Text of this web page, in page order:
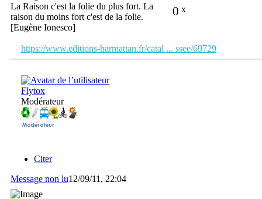
0 x
La Raison c'est la folie du plus fort. La
raison du moins fort c'est de la folie.
[Eugène Ionesco]
https://www.editions-harmattan.fr/catal ... ssee/69729
Flytox
Modérateur
Citer
Message non lu12/09/11, 22:04